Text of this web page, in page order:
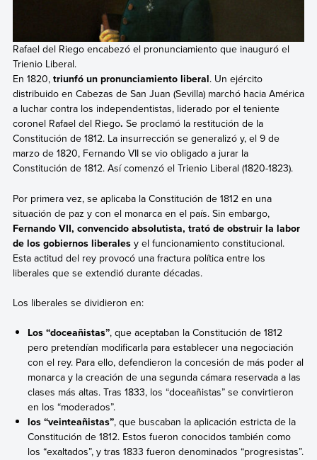
Rafael del Riego encabezó el pronunciamiento que inauguró el
Trienio Liberal.
En 1820,triunfó un pronunciamiento liberal. Un ejército
distribuido en Cabezas de San Juan (Sevilla) marchó hacia América
a luchar contra los independentistas, liderado por el teniente
coronel Rafael del Riego. Se proclamó la restitución de la
Constitución de 1812. La insurrección se generalizó y, el 9 de
marzo de 1820, Fernando VII se vio obligado a jurar la
Constitución de 1812. Así comenzó el Trienio Liberal (1820-1823).
Por primera vez, se aplicaba la Constitución de 1812 en una
situación de paz y con el monarca en el país. Sin embargo,
Fernando VII, convencido absolutista, trató de obstruir la labor
de los gobiernos liberalesy el funcionamiento constitucional.
Esta actitud del rey provocó una fractura política entre los
liberales que se extendió durante décadas.
Los liberales se dividieron en:
Los “doceañistas”, que aceptaban la Constitución de 1812
pero pretendían modificarla para establecer una negociación
con el rey. Para ello, defendieron la concesión de más poder al
monarca y la creación de una segunda cámara reservada a las
clases más altas. Tras 1833, los “doceañistas” se convirtieron
en los “moderados”.
los “veinteañistas”, que buscaban la aplicación estricta de la
Constitución de 1812. Estos fueron conocidos también como
los “exaltados”, y tras 1833 fueron denominados “progresistas”.